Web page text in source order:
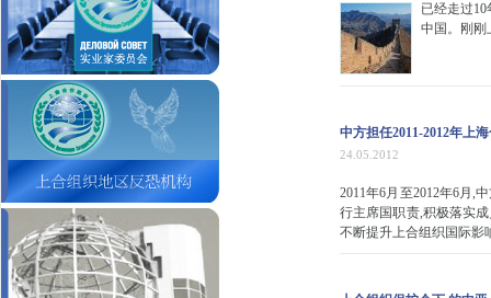
已经走过
中国。刚刚
中方担任2011-2012年上
24.05.2012
2011年6月至2012年6月,
行主席国职责,积极落实
不断提升上合组织国际影